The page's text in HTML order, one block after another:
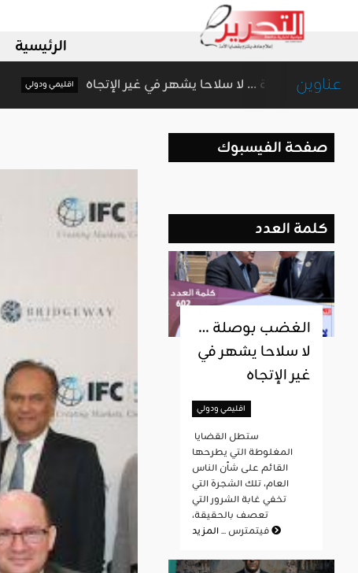
الرئيسية
عناوين الغضب بوصلة … لا سلاحا يشهر في غير الإتجاه ودولي
صفحة الفيسبوك
كلمة العدد
الغضب بوصلة …
لا سلاحا يشهر في
غير الإتجاه
اقليمي ودولي
المغلوطة التي يطرحها
القائم على شأن الناس
العام، تلك الشجرة التي
تخفي غابة الشرور التي
تعصف بالحقيقة،
فيتمترس ...المزيد